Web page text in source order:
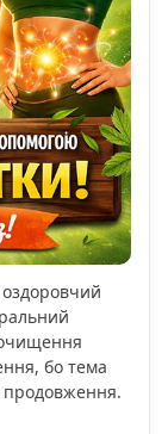
бо тема
продовження.